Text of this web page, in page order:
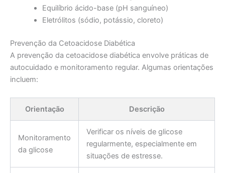
Equilíbrio ácido-base (pH sanguíneo)
Eletrólitos (sódio, potássio, cloreto)
Prevenção da Cetoacidose Diabética
A prevenção da cetoacidose diabética envolve práticas de
autocuidado e monitoramento regular. Algumas orientações
incluem:
Orientação Descrição
Monitoramento
da glicose
Verificar os níveis de glicose
regularmente, especialmente em
situações de estresse.